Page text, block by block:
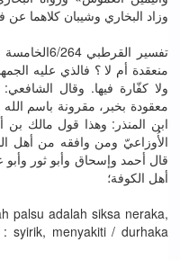
وزاد البخاري وشيبان كلاهما
تفسير
منعقدة أم لا ؟ فالذي عليه
ولا كفّارة فيها. وقال
معقودة بخبر، مقرونة باسم الله
ابن المنذر: وهذا قول مالك
الأُوزاعيّ ومن وافقه من أهل
قال أحمد وإسحاق وأبو ثور
أهل الكوفة؛
palsu adalah siksa neraka,
syirik, menyakiti / durhaka